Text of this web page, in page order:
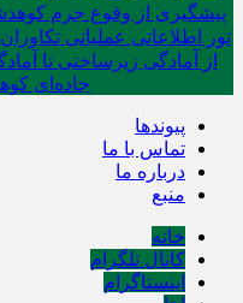
پیشگیری از وقوع جرم
تور اطلاعاتی عملیاتی
از آمادگی زیرساختی تا
جاده‌ای
پیوندها
تماس با ما
درباره ما
منبع
خانه
کانال تلگرام
اینستاگرام